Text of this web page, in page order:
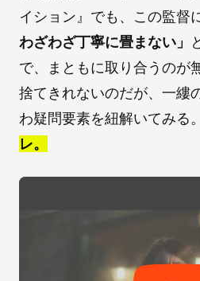
イション』でも、この監督
わざわざ丁寧に畳まない」
で、まともに取り合うのが
捨てきれないのだが、一縷
わ疑問要素を紐解いてみる。
レ。